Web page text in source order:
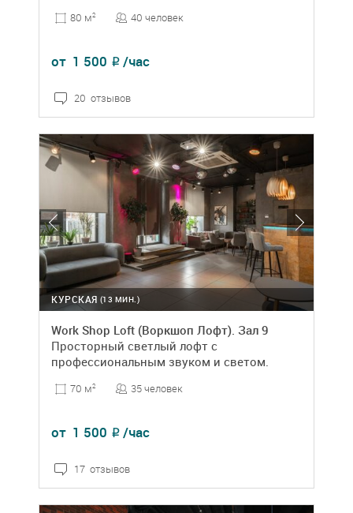
80 м2 40 человек
от 1 500 ₽ /час
20 отзывов
(13 МИН.)
КУРСКАЯ
Work Shop Loft (Воркшоп Лофт). Зал 9
Просторный светлый лофт с
профессиональным звуком и светом.
70 м2 35 человек
от 1 500 ₽ /час
17 отзывов